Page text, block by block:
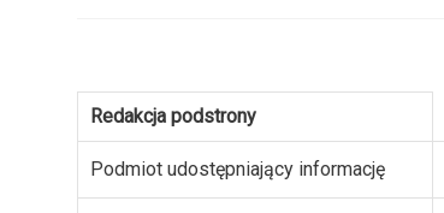
Redakcja podstrony
Podmiot udostępniający informację